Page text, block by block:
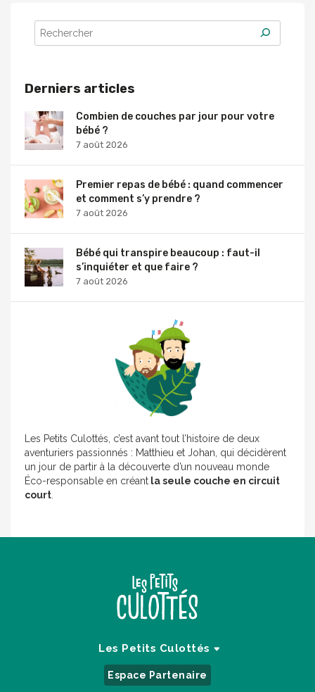
Derniers articles
Combien de couches par jour pour votre
bébé ?
7 août 2026
Premier repas de bébé : quand commencer
et comment s’y prendre ?
7 août 2026
Bébé qui transpire beaucoup : faut-il
s’inquiéter et que faire ?
7 août 2026
Les Petits Culottés, c’est avant tout l’histoire de deux
aventuriers passionnés : Matthieu et Johan, qui décidèrent
un jour de partir à la découverte d’un nouveau monde
Éco-responsable en créant la seule couche en circuit
court
Les Petits Culottés
Espace Partenaire